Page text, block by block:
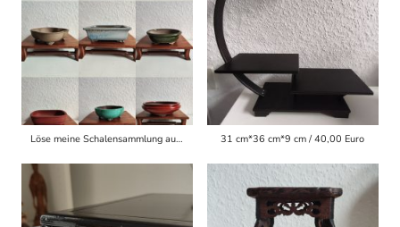
Löse meine Schalensammlung aus , schaut mal bei Kleinanzeigen 31 cm*36 cm*9 cm / 40,00 Euro